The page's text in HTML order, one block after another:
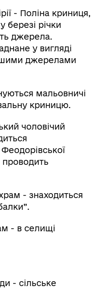
- Поліна криниця,
березі річки
джерела.
у вигляді
джерелами
мальовничі
криницю.
чоловічий
проводить
- знаходиться
- в селищі
- сільське